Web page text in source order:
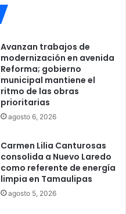
Avanzan trabajos de
modernización en avenida
Reforma; gobierno
municipal mantiene el
ritmo de las obras
prioritarias
agosto 6, 2026
Carmen Lilia Canturosas
consolida a Nuevo Laredo
como referente de energía
limpia en Tamaulipas
agosto 5, 2026